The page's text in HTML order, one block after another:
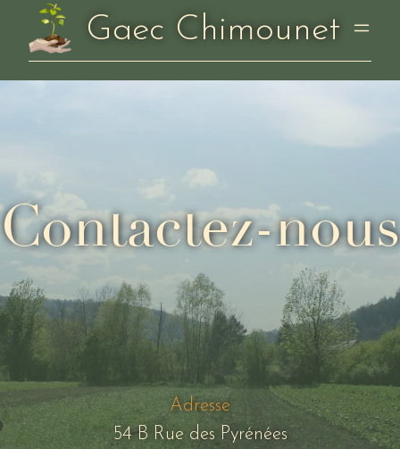
Gaec Chimounet
Contactez-nous
Adresse
54 B Rue des Pyrénées